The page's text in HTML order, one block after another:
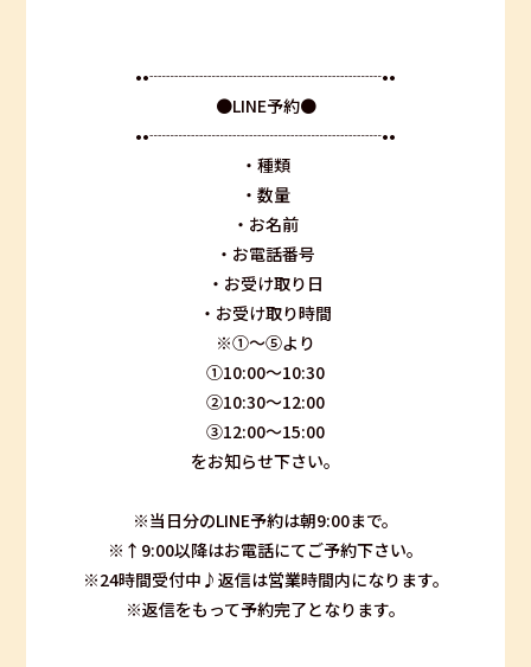
••┈┈┈┈┈┈┈┈┈┈┈┈┈┈••
●LINE予約●
••┈┈┈┈┈┈┈┈┈┈┈┈┈┈••
・種類
・数量
・お名前
・お電話番号
・お受け取り日
・お受け取り時間
※①〜⑤より
①10:00〜10:30
②10:30〜12:00
③12:00〜15:00
をお知らせ下さい。
※当日分のLINE予約は朝9:00まで。
※↑9:00以降はお電話にてご予約下さい。
※24時間受付中♪返信は営業時間内になります。
※返信をもって予約完了となります。